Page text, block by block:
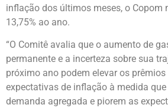
inflação dos últimos meses, o Copom
13,75% ao ano.
“O Comitê avalia que o aumento de
permanente e a incerteza sobre sua
próximo ano podem elevar os
expectativas de inflação à medida
demanda agregada e piorem as